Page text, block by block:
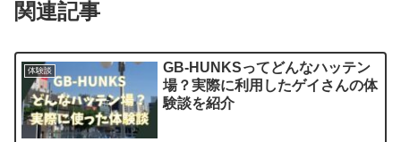
関連記事
体験談
GB-HUNKSってどんなハッテン
場？実際に利用したゲイさんの体
験談を紹介